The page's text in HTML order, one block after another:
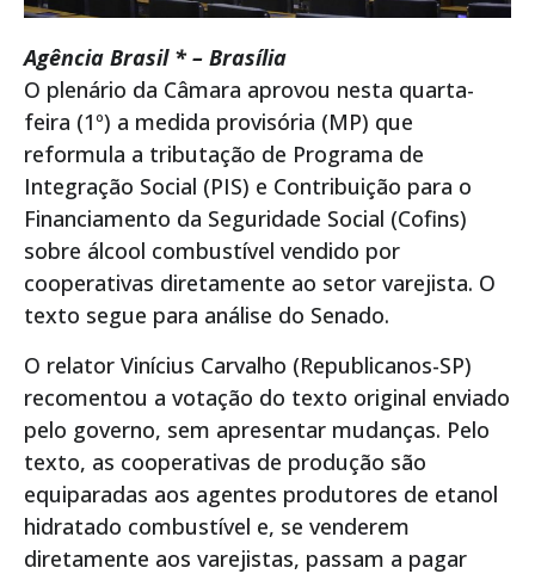
Agência Brasil * – Brasília
O plenário da Câmara aprovou nesta quarta-
feira (1º) a medida provisória (MP) que
reformula a tributação de Programa de
Integração Social (PIS) e Contribuição para o
Financiamento da Seguridade Social (Cofins)
sobre álcool combustível vendido por
cooperativas diretamente ao setor varejista. O
texto segue para análise do Senado.
O relator Vinícius Carvalho (Republicanos-SP)
recomentou a votação do texto original enviado
pelo governo, sem apresentar mudanças. Pelo
texto, as cooperativas de produção são
equiparadas aos agentes produtores de etanol
hidratado combustível e, se venderem
diretamente aos varejistas, passam a pagar